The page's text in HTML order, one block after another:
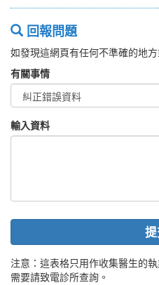
回報問題
如發現這網頁有任何不準確的地
有關事情
輸入資料
注意：這表格只用作收集醫生的
需要請致電診所查詢。